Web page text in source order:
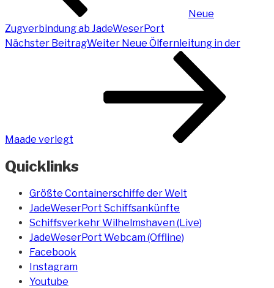
Neue
Zugverbindung ab JadeWeserPort
Nächster BeitragWeiter Neue Ölfernleitung in der
Maade verlegt
Quicklinks
Größte Containerschiffe der Welt
JadeWeserPort Schiffsankünfte
Schiffsverkehr Wilhelmshaven (Live)
JadeWeserPort Webcam (Offline)
Facebook
Instagram
Youtube